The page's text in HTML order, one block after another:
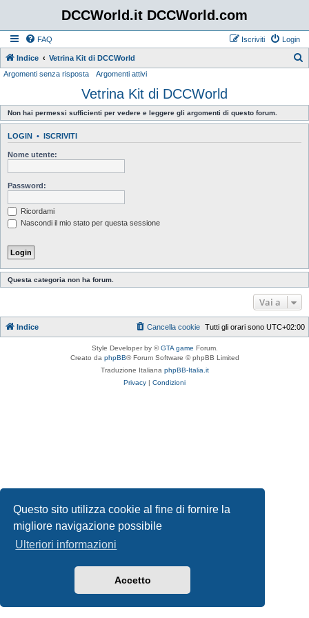
Questo sito utilizza cookie al fine di fornire la
migliore navigazione possibile
Ulteriori informazioni
Accetto
DCCWorld.it DCCWorld.com
FAQ Login
Iscriviti
Indice Vetrina Kit di DCCWorld
c
a
Argomenti senza risposta Argomenti attivi
Vetrina Kit di DCCWorld
Non hai permessi sufficienti per vedere e leggere gli argomenti di questo forum.
LOGIN • ISCRIVITI
Nome utente:
Password:
Ricordami
Nascondi il mio stato per questa sessione
Questa categoria non ha forum.
Vai a
Indice Tutti gli orari sono UTC+02:00
Cancella cookie
Style Developer by ©GTA game Forum.
Creato da phpBB® Forum Software © phpBB Limited
Traduzione Italiana phpBB-Italia.it
Privacy | Condizioni